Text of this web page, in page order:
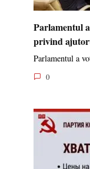
Parlamentul
privind
Parlamentul a
0